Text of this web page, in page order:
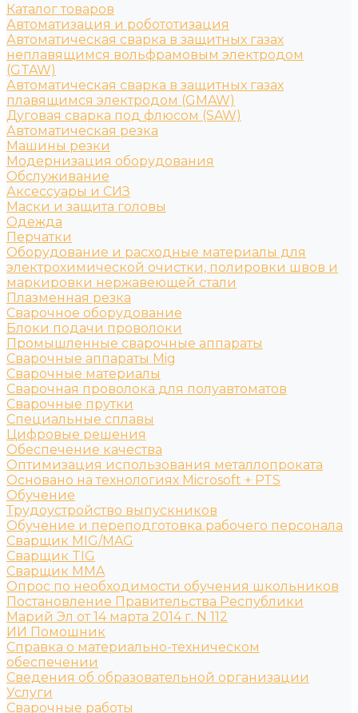
Каталог товаров
Автоматизация и робототизация
Автоматическая сварка в защитных газах
неплавящимся вольфрамовым электродом
(GTAW)
Автоматическая сварка в защитных газах
плавящимся электродом (GMAW)
Дуговая сварка под флюсом (SAW)
Автоматическая резка
Машины резки
Модернизация оборудования
Обслуживание
Аксессуары и СИЗ
Маски и защита головы
Одежда
Перчатки
Оборудование и расходные материалы для
электрохимической очистки, полировки швов и
маркировки нержавеющей стали
Плазменная резка
Сварочное оборудование
Блоки подачи проволоки
Промышленные сварочные аппараты
Сварочные аппараты Mig
Сварочные материалы
Сварочная проволока для полуавтоматов
Сварочные прутки
Специальные сплавы
Цифровые решения
Обеспечение качества
Оптимизация использования металлопроката
Основано на технологиях Microsoft + PTS
Обучение
Трудоустройство выпускников
Обучение и переподготовка рабочего персонала
Сварщик MIG/MAG
Сварщик TIG
Сварщик MMA
Опрос по необходимости обучения школьников
Постановление Правительства Республики
Марий Эл от 14 марта 2014 г. N 112
ИИ Помошник
Справка о материально-техническом
обеспечении
Сведения об образовательной организации
Услуги
Сварочные работы